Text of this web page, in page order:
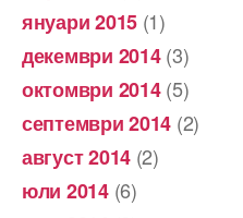
януари 2015 (1)
декември 2014(3)
октомври 2014(5)
септември 2014 (2)
август 2014 (2)
юли 2014(6)